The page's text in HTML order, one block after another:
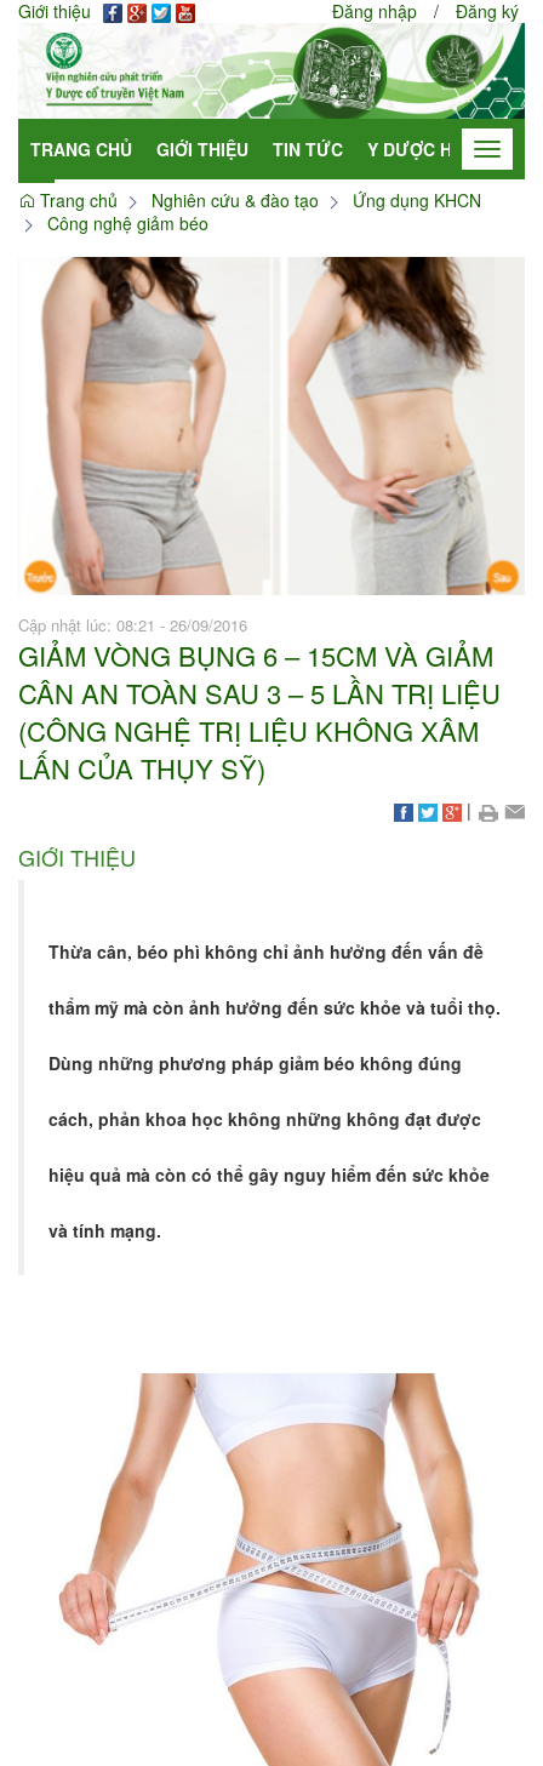
Giới thiệu Đăng nhập / Đăng ký
TRANG CHỦ GIỚI THIỆU TIN TỨC Y DƯỢC HỌC Toggle
Trang chủ
Nghiên cứu & đào tạo
Ứng dụng KHCN
Công nghệ giảm béo
Cập nhật lúc: 08:21 - 26/09/2016
GIẢM VÒNG BỤNG 6 – 15CM VÀ GIẢM
CÂN AN TOÀN SAU 3 – 5 LẦN TRỊ LIỆU
(CÔNG NGHỆ TRỊ LIỆU KHÔNG XÂM
LẤN CỦA THỤY SỸ)
|
GIỚI THIỆU
Thừa cân, béo phì không chỉ ảnh hưởng đến vấn đề
thẩm mỹ mà còn ảnh hưởng đến sức khỏe và tuổi thọ.
Dùng những phương pháp giảm béo không đúng
cách, phản khoa học không những không đạt được
hiệu quả mà còn có thể gây nguy hiểm đến sức khỏe
và tính mạng.